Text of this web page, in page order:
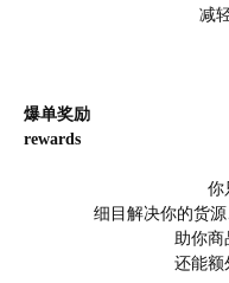
减
爆单奖励
rewards
你
细目解决你的货
助你商
还能额